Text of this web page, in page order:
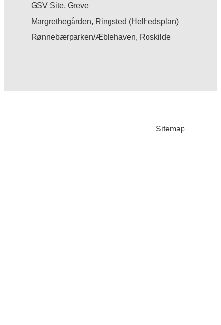
GSV Site, Greve
Margrethegården, Ringsted (Helhedsplan)
Rønnebærparken/Æblehaven, Roskilde
Sitemap